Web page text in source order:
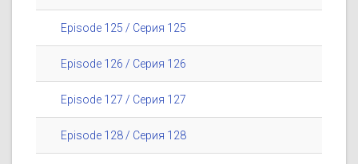
Episode 125 / Серия 125
Episode 126 / Серия 126
Episode 127 / Серия 127
Episode 128 / Серия 128